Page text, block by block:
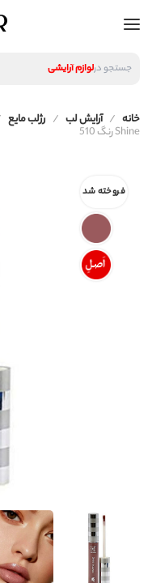
جستجو درلوازم آرایشی
عطر و ادکلن
خانه آرایش لب رژلب مایع
Shine رنگ 510
فروخته شد